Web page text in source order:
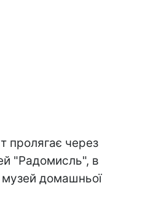
пролягає через
"Радомисль", в
музей домашньої